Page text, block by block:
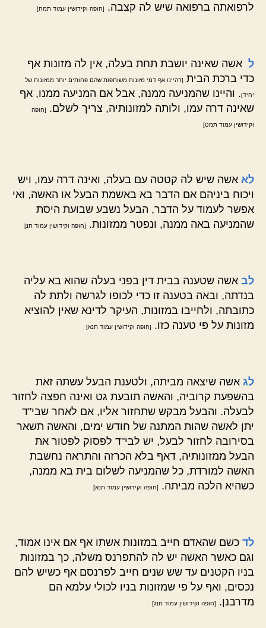
לרפואתה ברפואה שיש לה קצבה.
[חופה וקידושין עמוד תמח]
ל אשה שאינה יושבת תחת בעלה, אין לה מזונות אף
כדי ברכת הבית [דהיינו אף דמי מזונות משותפות שהם פחותים יותר ממזונות של
יחיד]. והיינו שהמניעה ממנה, אבל אם המניעה ממנו, אף
שאינה דרה עמו, ולותה למזונותיה, צריך לשלם.
[חופה
וקידושין עמוד תמט]
לא אשה שיש לה קטטה עם בעלה, ואינה דרה עמו, ויש
ויכוח ביניהם אם הדבר בא באשמת הבעל או האשה, ואי
אפשר לעמוד על הדבר, הבעל נשבע שבועת היסת
שהמניעה באה ממנה, ונפטר ממזונות.
[חופה וקידושין עמוד תנ]
לב אשה שטענה בבית דין בפני בעלה שהוא בא עליה
בנדתה, ובאה בטענה זו כדי לכופו לגרשה ולתת לה
כתובתה, ולחייבו במזונות, העיקר לדינא שאין להוציא
מזונות על פי טענה כזו.
[חופה וקידושין עמוד תנא]
לג אשה שיצאה מביתה, ולטענת הבעל עשתה זאת
בהשפעת קרוביה, והאשה תובעת גט ואינה חפצה לחזור
לבעלה. והבעל מבקש שתחזור אליו, אם לאחר שבי"ד
יתן לאשה שהות המתנה של חודש ימים, והאשה תשאר
בסירובה לחזור לבעל, יש לבי"ד לפסוק לפטור את
הבעל ממזונותיה, דאף בלא הכרזה והתראה נחשבת
האשה למורדת, כל שהמניעה לשלום בית בא ממנה,
כשהיא הלכה מביתה.
[חופה וקידושין עמוד תנא]
לד כשם שהאדם חייב במזונות אשתו אף אם אינו אמוד,
וגם כאשר האשה יש לה להתפרנס משלה, כך במזונות
בניו הקטנים עד שש שנים חייב לפרנסם אף כשיש להם
נכסים, ואף על פי שמזונות בניו לכולי עלמא הם
מדרבנן.
[חופה וקידושין עמוד תנג]